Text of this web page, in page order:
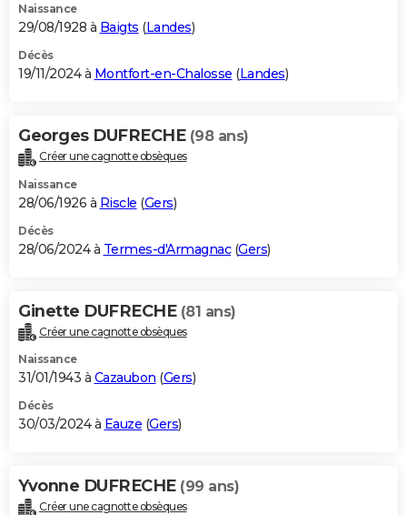
Naissance
29/08/1928 à Baigts (Landes)
Décès
19/11/2024 à Montfort-en-Chalosse (Landes)
Georges DUFRECHE (98 ans)
Créer une cagnotte obsèques
Naissance
28/06/1926 à Riscle (Gers)
Décès
28/06/2024 à Termes-d'Armagnac(Gers)
Ginette DUFRECHE (81 ans)
Créer une cagnotte obsèques
Naissance
31/01/1943 à Cazaubon (Gers)
Décès
30/03/2024 à Eauze (Gers)
Yvonne DUFRECHE (99 ans)
Créer une cagnotte obsèques